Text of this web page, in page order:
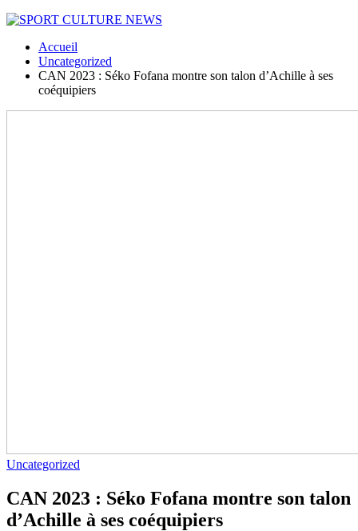
Accueil
Uncategorized
CAN 2023 : Séko Fofana montre son talon d’Achille à ses
coéquipiers
Uncategorized
CAN 2023 : Séko Fofana montre son talon
d’Achille à ses coéquipiers